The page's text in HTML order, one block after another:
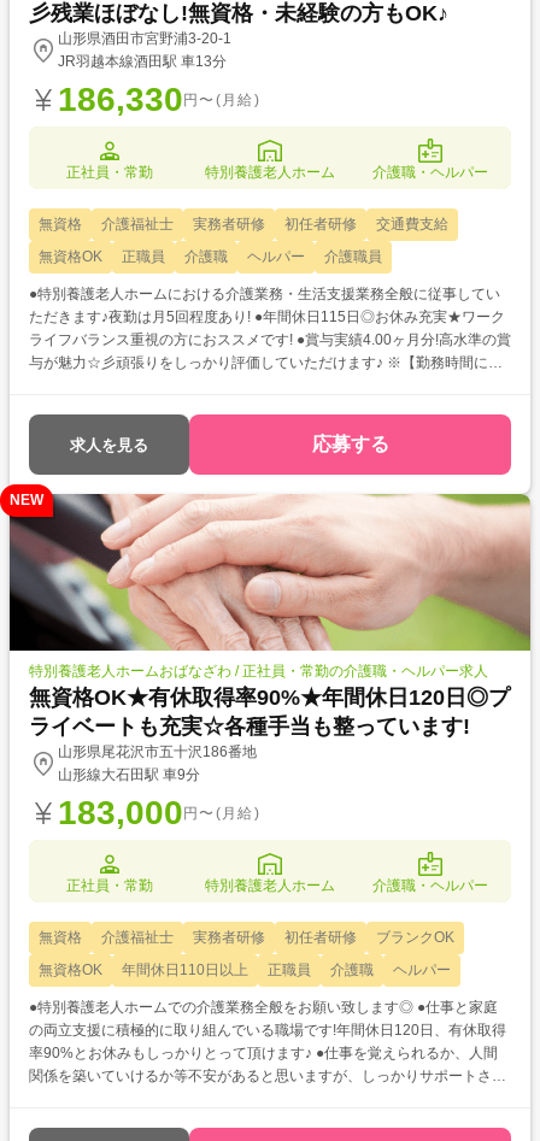
彡残業ほぼなし!無資格・未経験の方もOK♪
山形県酒田市宮野浦3-20-1
JR羽越本線酒田駅 車13分
186,330 円〜(月給)
正社員・常勤 特別養護老人ホーム 介護職・ヘルパー
無資格 介護福祉士 実務者研修 初任者研修
交通費支給
無資格OK
正職員 介護職 ヘルパー 介護職員
●特別養護老人ホームにおける介護業務・生活支援業務全般に従事してい
ただきます♪夜勤は月5回程度あり! ●年間休日115日◎お休み充実★ワーク
ライフバランス重視の方におススメです! ●賞与実績4.00ヶ月分!高水準の賞
与が魅力☆彡頑張りをしっかり評価していただけます♪ ※【勤務時間につ
求人を見る 応募する
NEW
特別養護老人ホームおばなざわ / 正社員・常勤の介護職・ヘルパー求人
無資格OK★有休取得率90%★年間休日120日◎プ
ライベートも充実☆各種手当も整っています!
山形県尾花沢市五十沢186番地
山形線大石田駅 車9分
183,000 円〜(月給)
正社員・常勤 特別養護老人ホーム 介護職・ヘルパー
無資格 介護福祉士 実務者研修 初任者研修
ブランクOK
無資格OK
年間休日110日以上 正職員 介護職 ヘルパー
●特別養護老人ホームでの介護業務全般をお願い致します◎ ●仕事と家庭
の両立支援に積極的に取り組んでいる職場です!年間休日120日、有休取得
率90%とお休みもしっかりとって頂けます♪ ●仕事を覚えられるか、人間
関係を築いていけるか等不安があると思いますが、しっかりサポートさせ